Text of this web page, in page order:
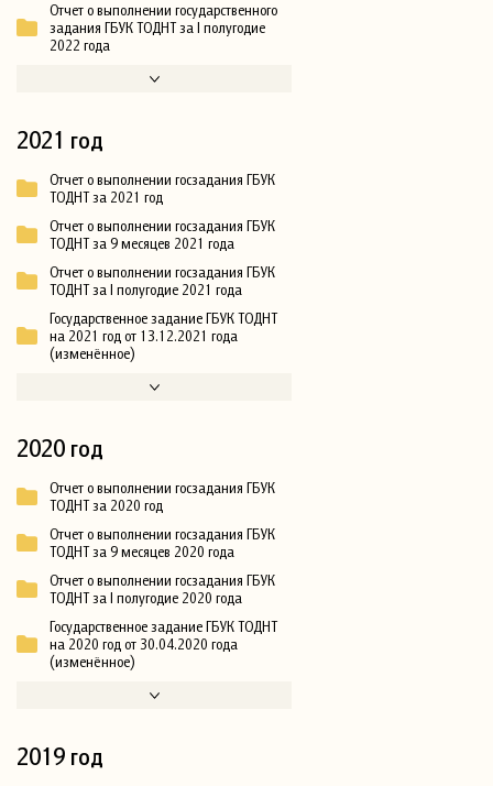
Отчет о выполнении государственного
задания ГБУК ТОДНТ за I полугодие
2022 года
2021 год
Отчет о выполнении госзадания ГБУК
ТОДНТ за 2021 год
Отчет о выполнении госзадания ГБУК
ТОДНТ за 9 месяцев 2021 года
Отчет о выполнении госзадания ГБУК
ТОДНТ за I полугодие 2021 года
Государственное задание ГБУК ТОДНТ
на 2021 год от 13.12.2021 года
(изменённое)
2020 год
Отчет о выполнении госзадания ГБУК
ТОДНТ за 2020 год
Отчет о выполнении госзадания ГБУК
ТОДНТ за 9 месяцев 2020 года
Отчет о выполнении госзадания ГБУК
ТОДНТ за I полугодие 2020 года
Государственное задание ГБУК ТОДНТ
на 2020 год от 30.04.2020 года
(изменённое)
2019 год